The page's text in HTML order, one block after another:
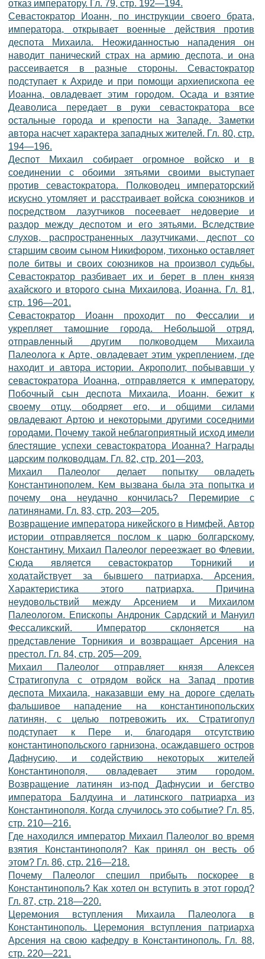
отказ императору. Гл. 79, стр. 192—194.
Севастократор Иоанн, по инструкции своего брата,
императора, открывает военные действия против
деспота Михаила. Неожиданностью нападения он
наводит панический страх на армию деспота, и она
рассеивается в разные стороны. Севастократор
подступает к Ахриде и при помощи архиепископа ее
Иоанна, овладевает этим городом. Осада и взятие
Деаволиса передает в руки севастократора все
остальные города и крепости на Западе. Заметки
автора насчет характера западных жителей. Гл. 80, стр.
194—196.
Деспот Михаил собирает огромное войско и в
соединении с обоими зятьями своими выступает
против севастократора. Полководец императорский
искусно утомляет и расстраивает войска союзников и
посредством лазутчиков посеевает недоверие и
раздор между деспотом и его зятьями. Вследствие
слухов, распространенных лазутчиками, деспот со
старшим своим сыном Никифором, тихонько оставляет
поле битвы и своих союзников на произвол судьбы.
Севастократор разбивает их и берет в плен князя
ахайского и второго сына Михаилова, Иоанна. Гл. 81,
стр. 196—201.
Севастократор Иоанн проходит по Фессалии и
укрепляет тамошние города. Небольшой отряд,
отправленный другим полководцем Михаила
Палеолога к Арте, овладевает этим укреплением, где
находит и автора истории. Акрополит, побывавши у
севастократора Иоанна, отправляется к императору.
Побочный сын деспота Михаила, Иоанн, бежит к
своему отцу, ободряет его, и общими силами
овладевают Артою и некоторыми другими соседними
городами. Почему такой неблагоприятный исход имели
блестящие успехи севастократора Иоанна? Награды
царским полководцам. Гл. 82, стр. 201—203.
Михаил Палеолог делает попытку овладеть
Константинополем. Кем вызвана была эта попытка и
почему она неудачно кончилась? Перемирие с
латинянами. Гл. 83, стр. 203—205.
Возвращение императора никейского в Нимфей. Автор
истории отправляется послом к царю болгарскому,
Константину. Михаил Палеолог переезжает во Флевии.
Сюда является севастократор Торникий и
ходатайствует за бывшего патриарха, Арсения.
Характеристика этого патриарха. Причина
неудовольствий между Арсением и Михаилом
Палеологом. Епископы Андроник Сардский и Мануил
Фессаликский. Император склоняется на
представление Торникия и возвращает Арсения на
престол. Гл. 84, стр. 205—209.
Михаил Палеолог отправляет князя Алексея
Стратигопула с отрядом войск на Запад против
деспота Михаила, наказавши ему на дороге сделать
фальшивое нападение на константинопольских
латинян, с целью потревожить их. Стратигопул
подступает к Пере и, благодаря отсутствию
константинопольского гарнизона, осаждавшего остров
Дафнусию, и содействию некоторых жителей
Константинополя, овладевает этим городом.
Возвращение латинян из-под Дафнусии и бегство
императора Балдуина и латинского патриарха из
Константинополя. Когда случилось это событие? Гл. 85,
стр. 210—216.
Где находился император Михаил Палеолог во время
взятия Константинополя? Как принял он весть об
этом? Гл. 86, стр. 216—218.
Почему Палеолог спешил прибыть поскорее в
Константинополь? Как хотел он вступить в этот город?
Гл. 87, стр. 218—220.
Церемония вступления Михаила Палеолога в
Константинополь. Церемония вступления патриарха
Арсения на свою кафедру в Константинополь. Гл. 88,
стр. 220—221.